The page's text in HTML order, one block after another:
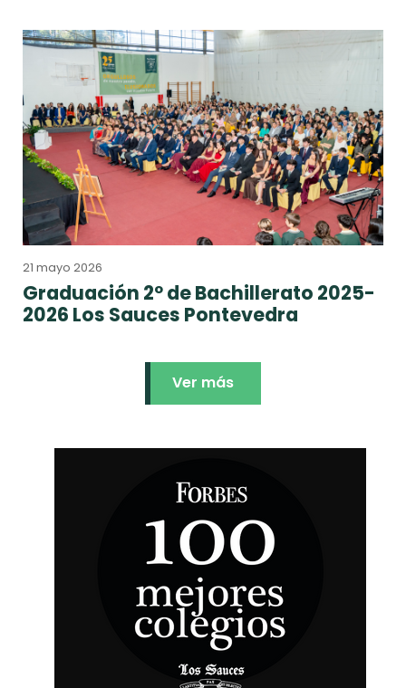
21 mayo 2026
Graduación 2º de Bachillerato 2025-
2026 Los Sauces Pontevedra
Ver más